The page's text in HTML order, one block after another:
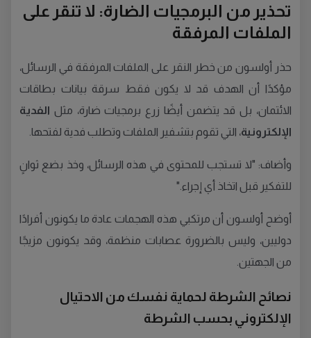
تحذير من البرمجيات الضارة: لا تنقر على
الملفات المرفقة
حذر أولسون من خطر النقر على الملفات المرفقة في الرسائل،
مؤكدًا أن الهدف قد لا يكون فقط سرقة بيانات بطاقات
الائتمان، بل قد يتضمن أيضًا زرع برمجيات ضارة، مثل
الفدية
الإلكترونية، التي تقوم بتشفير الملفات وتطلب فدية لفتحها.
وأضاف: "لا تستجب للمحتوى في هذه الرسائل، وخذ بضع ثوانٍ
للتفكير قبل اتخاذ أي إجراء."
أوضح أولسون أن مرتكبي هذه الهجمات عادة ما يكونون أفرادًا
دوليين، وليس بالضرورة عصابات منظمة، وقد يكونون مزيجًا
من الجهتين.
نصائح الشرطة لحماية نفسك من الاحتيال
الإلكتروني بحسب الشرطة